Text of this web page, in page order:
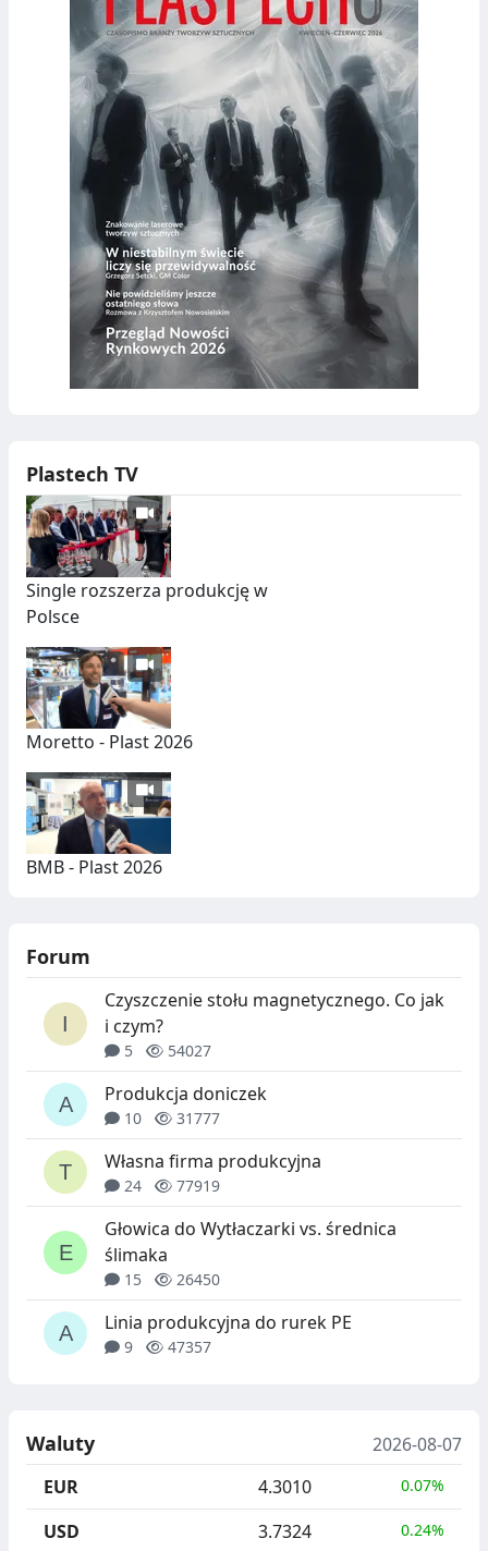
Plastech TV
Single rozszerza produkcję w
Polsce
Moretto - Plast 2026
BMB - Plast 2026
Forum
Czyszczenie stołu magnetycznego. Co jak
i czym?
5 54027
Produkcja doniczek
10 31777
Własna firma produkcyjna
24 77919
Głowica do Wytłaczarki vs. średnica
ślimaka
15 26450
Linia produkcyjna do rurek PE
9 47357
Waluty
2026-08-07
EUR
4.3010 0.07%
USD 3.7324 0.24%